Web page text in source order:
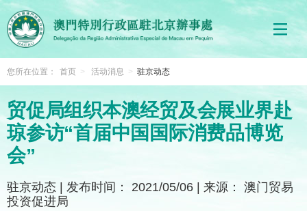
您所在位置： 首页 > 活动消息 > 驻京动态
贸促局组织本澳经贸及会展业界赴
琼参访“首届中国国际消费品博览
会”
驻京动态 | 发布时间： 2021/05/06 | 来源： 澳门贸易
投资促进局